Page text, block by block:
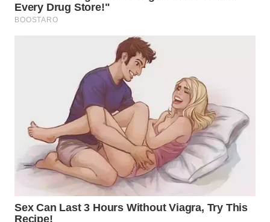
WN
KEPULAUAN
SERIBU
WN
TANGERANG
WN
BINJAI